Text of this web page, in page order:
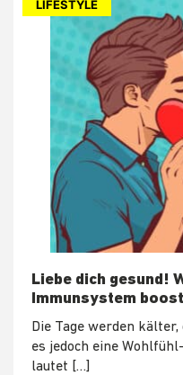
LIFESTYLE
Liebe dich gesund!
Immunsystem
Die Tage werden
es jedoch eine
lautet […]